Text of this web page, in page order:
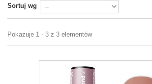
Sortuj wg
Pokazuje 1 - 3 z 3 elementów